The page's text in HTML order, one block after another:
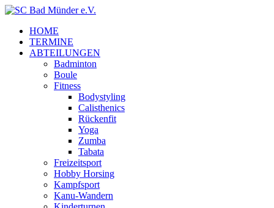
HOME
TERMINE
ABTEILUNGEN
Badminton
Boule
Fitness
Bodystyling
Calisthenics
Rückenfit
Yoga
Zumba
Tabata
Freizeitsport
Hobby Horsing
Kampfsport
Kanu-Wandern